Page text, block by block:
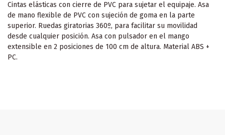
Cintas elásticas con cierre de PVC para sujetar el equipaje. Asa
de mano flexible de PVC con sujeción de goma en la parte
superior. Ruedas giratorias 360º, para facilitar su movilidad
desde cualquier posición. Asa con pulsador en el mango
extensible en 2 posiciones de 100 cm de altura. Material ABS +
PC.